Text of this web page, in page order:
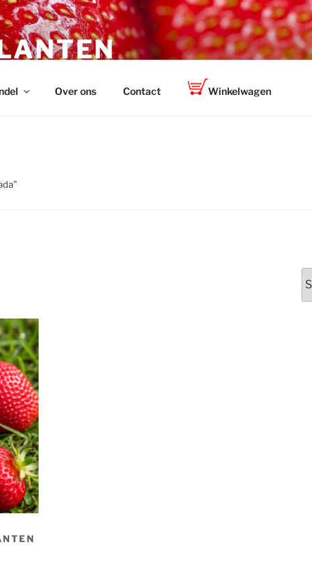
Over ons Contact Winkelwagen